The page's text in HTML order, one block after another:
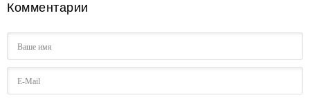
Комментарии